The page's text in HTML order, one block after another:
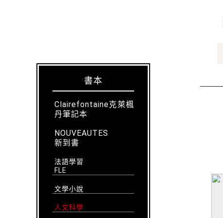
書本
Clairefontaine克萊楓
丹筆記本
NOUVEAUTES
新到書
法語學習
FLE
文學小說
人文科學